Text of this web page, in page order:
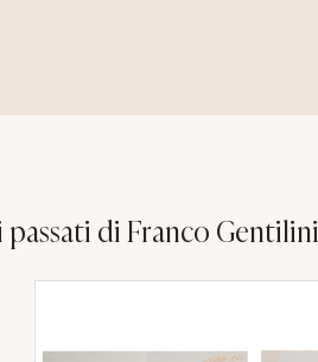
di Franco Gentilini